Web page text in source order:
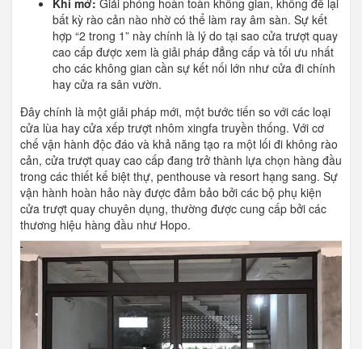
bất kỳ rào cản nào nhờ có thể làm ray âm sàn. Sự kết
hợp “2 trong 1” này chính là lý do tại sao cửa trượt quay
cao cấp được xem là giải pháp đẳng cấp và tối ưu nhất
cho các không gian cần sự kết nối lớn như cửa đi chính
hay cửa ra sân vườn.
Đây chính là một giải pháp mới, một bước tiến so với các loại
cửa lùa hay cửa xếp trượt nhôm xingfa truyền thống. Với cơ
chế vận hành độc đáo và khả năng tạo ra một lối đi không rào
cản, cửa trượt quay cao cấp đang trở thành lựa chọn hàng đầu
trong các thiết kế biệt thự, penthouse và resort hạng sang. Sự
vận hành hoàn hảo này được đảm bảo bởi các bộ phụ kiện
cửa trượt quay chuyên dụng, thường được cung cấp bởi các
thương hiệu hàng đầu như Hopo.